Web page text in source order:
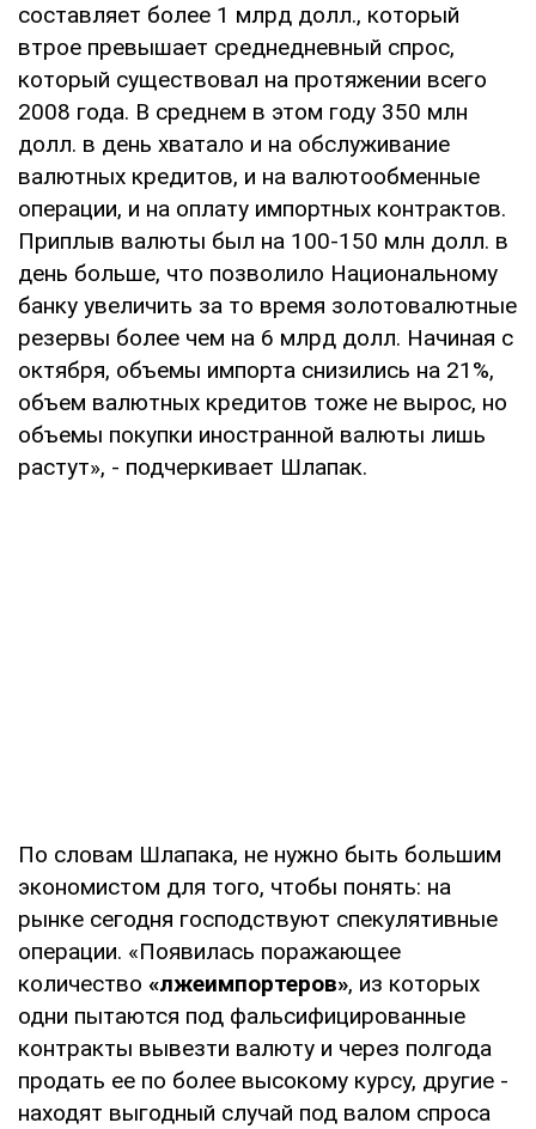
составляет более 1 млрд долл., который
втрое превышает среднедневный спрос,
который существовал на протяжении всего
2008 года. В среднем в этом году 350 млн
долл. в день хватало и на обслуживание
валютных кредитов, и на валютообменные
операции, и на оплату импортных контрактов.
Приплыв валюты был на 100-150 млн долл. в
день больше, что позволило Национальному
банку увеличить за то время золотовалютные
резервы более чем на 6 млрд долл. Начиная с
октября, объемы импорта снизились на 21%,
объем валютных кредитов тоже не вырос, но
объемы покупки иностранной валюты лишь
растут», - подчеркивает Шлапак.
По словам Шлапака, не нужно быть большим
экономистом для того, чтобы понять: на
рынке сегодня господствуют спекулятивные
операции. «Появилась поражающее
количество «лжеимпортеров», из которых
одни пытаются под фальсифицированные
контракты вывезти валюту и через полгода
продать ее по более высокому курсу, другие -
находят выгодный случай под валом спроса